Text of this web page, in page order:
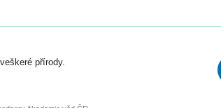
přírody.